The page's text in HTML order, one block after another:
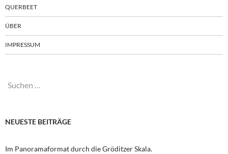
QUERBEET
ÜBER
IMPRESSUM
Suchen
NEUESTE BEITRÄGE
Im Panoramaformat durch die Gröditzer Skala.